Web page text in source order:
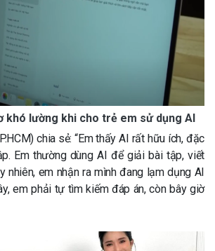
khó lường khi cho trẻ em sử dụng AI
chia sẻ: “Em thấy AI rất hữu ích, đặc
Em thường dùng AI để giải bài tập, viết
nhiên, em nhận ra mình đang lạm dụng AI
em phải tự tìm kiếm đáp án, còn bây giờ